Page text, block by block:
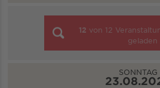
12 von 12
geladen
SONNTAG